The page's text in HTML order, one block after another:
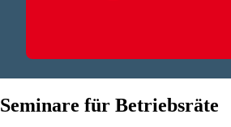
Seminare für Betriebsräte